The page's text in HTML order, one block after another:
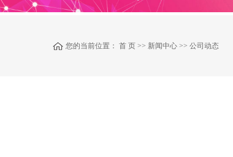
您的当前位置： 首 页 >> 新闻中心 >> 公司动态